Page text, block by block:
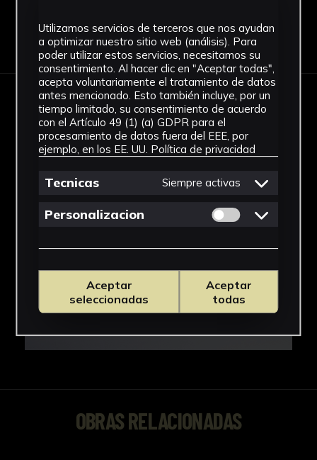
Descargar Ficha
IMÁGENES
OBRAS RELACIONADAS
Utilizamos servicios de terceros que nos ayudan
a optimizar nuestro sitio web (análisis). Para
poder utilizar estos servicios, necesitamos su
consentimiento. Al hacer clic en "Aceptar todas",
acepta voluntariamente el tratamiento de datos
antes mencionado. Esto también incluye, por un
tiempo limitado, su consentimiento de acuerdo
con el Artículo 49 (1) (a) GDPR para el
procesamiento de datos fuera del EEE, por
ejemplo, en los EE. UU. Política de privacidad
Tecnicas Siempre activas
Personalizacion Permitir cookies
Aceptar
seleccionadas
Aceptar
todas